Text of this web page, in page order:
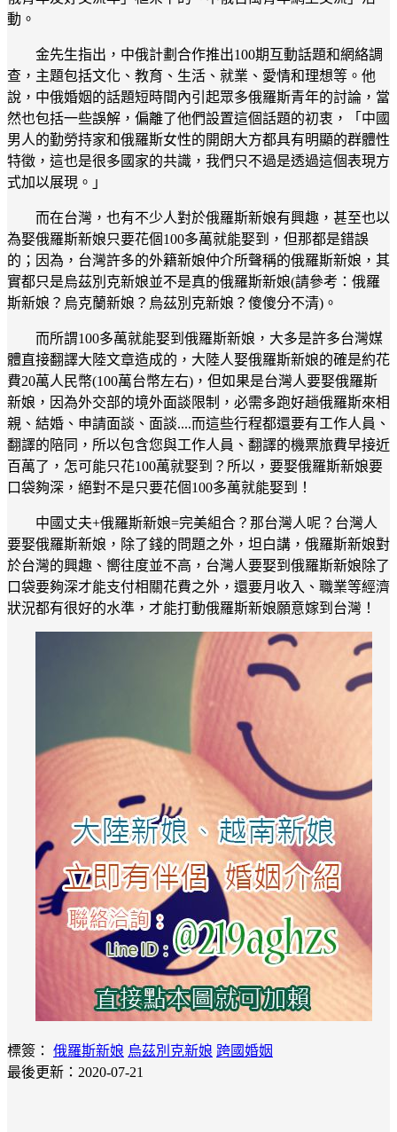
動。
金先生指出，中俄計劃合作推出100期互動話題和網絡調
查，主題包括文化、教育、生活、就業、愛情和理想等。他
說，中俄婚姻的話題短時間內引起眾多俄羅斯青年的討論，當
然也包括一些誤解，偏離了他們設置這個話題的初衷，「中國
男人的勤勞持家和俄羅斯女性的開朗大方都具有明顯的群體性
特徵，這也是很多國家的共識，我們只不過是透過這個表現方
式加以展現。」
而在台灣，也有不少人對於俄羅斯新娘有興趣，甚至也以
為娶俄羅斯新娘只要花個100多萬就能娶到，但那都是錯誤
的；因為，台灣許多的外籍新娘仲介所聲稱的俄羅斯新娘，其
實都只是烏茲別克新娘並不是真的俄羅斯新娘(請參考：俄羅
斯新娘？烏克蘭新娘？烏茲別克新娘？傻傻分不清)。
而所謂100多萬就能娶到俄羅斯新娘，大多是許多台灣媒
體直接翻譯大陸文章造成的，大陸人娶俄羅斯新娘的確是約花
費20萬人民幣(100萬台幣左右)，但如果是台灣人要娶俄羅斯
新娘，因為外交部的境外面談限制，必需多跑好趟俄羅斯來相
親、結婚、申請面談、面談....而這些行程都還要有工作人員、
翻譯的陪同，所以包含您與工作人員、翻譯的機票旅費早接近
百萬了，怎可能只花100萬就娶到？所以，要娶俄羅斯新娘要
口袋夠深，絕對不是只要花個100多萬就能娶到！
中國丈夫+俄羅斯新娘=完美組合？那台灣人呢？台灣人
要娶俄羅斯新娘，除了錢的問題之外，坦白講，俄羅斯新娘對
於台灣的興趣、嚮往度並不高，台灣人要娶到俄羅斯新娘除了
口袋要夠深才能支付相關花費之外，還要月收入、職業等經濟
狀況都有很好的水準，才能打動俄羅斯新娘願意嫁到台灣！
標簽： 俄羅斯新娘 烏茲別克新娘 跨國婚姻
最後更新：2020-07-21